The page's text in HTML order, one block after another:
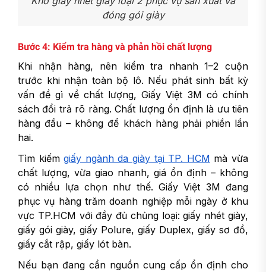
đóng gói giày
Bước 4: Kiểm tra hàng và phản hồi chất lượng
Khi nhận hàng, nên kiểm tra nhanh 1–2 cuộn
trước khi nhận toàn bộ lô. Nếu phát sinh bất kỳ
vấn đề gì về chất lượng, Giấy Việt 3M có chính
sách đổi trả rõ ràng. Chất lượng ổn định là ưu tiên
hàng đầu – không để khách hàng phải phiền lần
hai.
Tìm kiếmgiấy ngành da giày tại TP. HCM mà vừa
chất lượng, vừa giao nhanh, giá ổn định – không
có nhiều lựa chọn như thế. Giấy Việt 3M đang
phục vụ hàng trăm doanh nghiệp mỗi ngày ở khu
vực TP.HCM với đầy đủ chủng loại: giấy nhét giày,
giấy gói giày, giấy Polure, giấy Duplex, giấy sơ đồ,
giấy cắt rập, giấy lót bàn.
Nếu bạn đang cần nguồn cung cấp ổn định cho